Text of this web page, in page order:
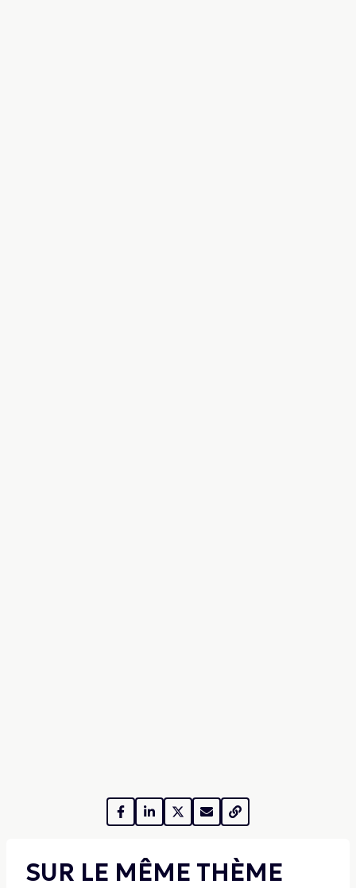
SUR LE MÊME THÈME